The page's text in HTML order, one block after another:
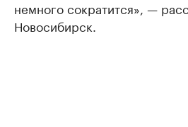
немного сократится», —
Новосибирск.